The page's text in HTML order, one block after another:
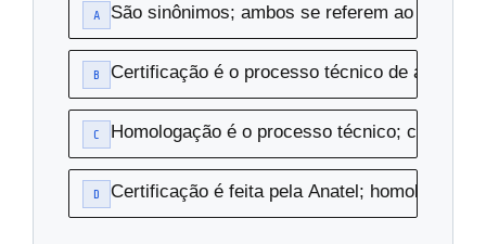
A São sinônimos; ambos se referem ao
B Certificação é o processo técnico de
C Homologação é o processo técnico;
D Certificação é feita pela Anatel;